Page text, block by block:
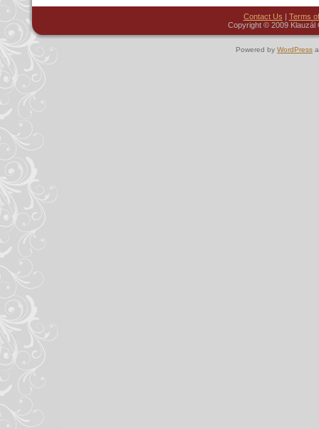
Contact Us | Terms
Copyright © 2009 Klauzál
Powered by WordPress